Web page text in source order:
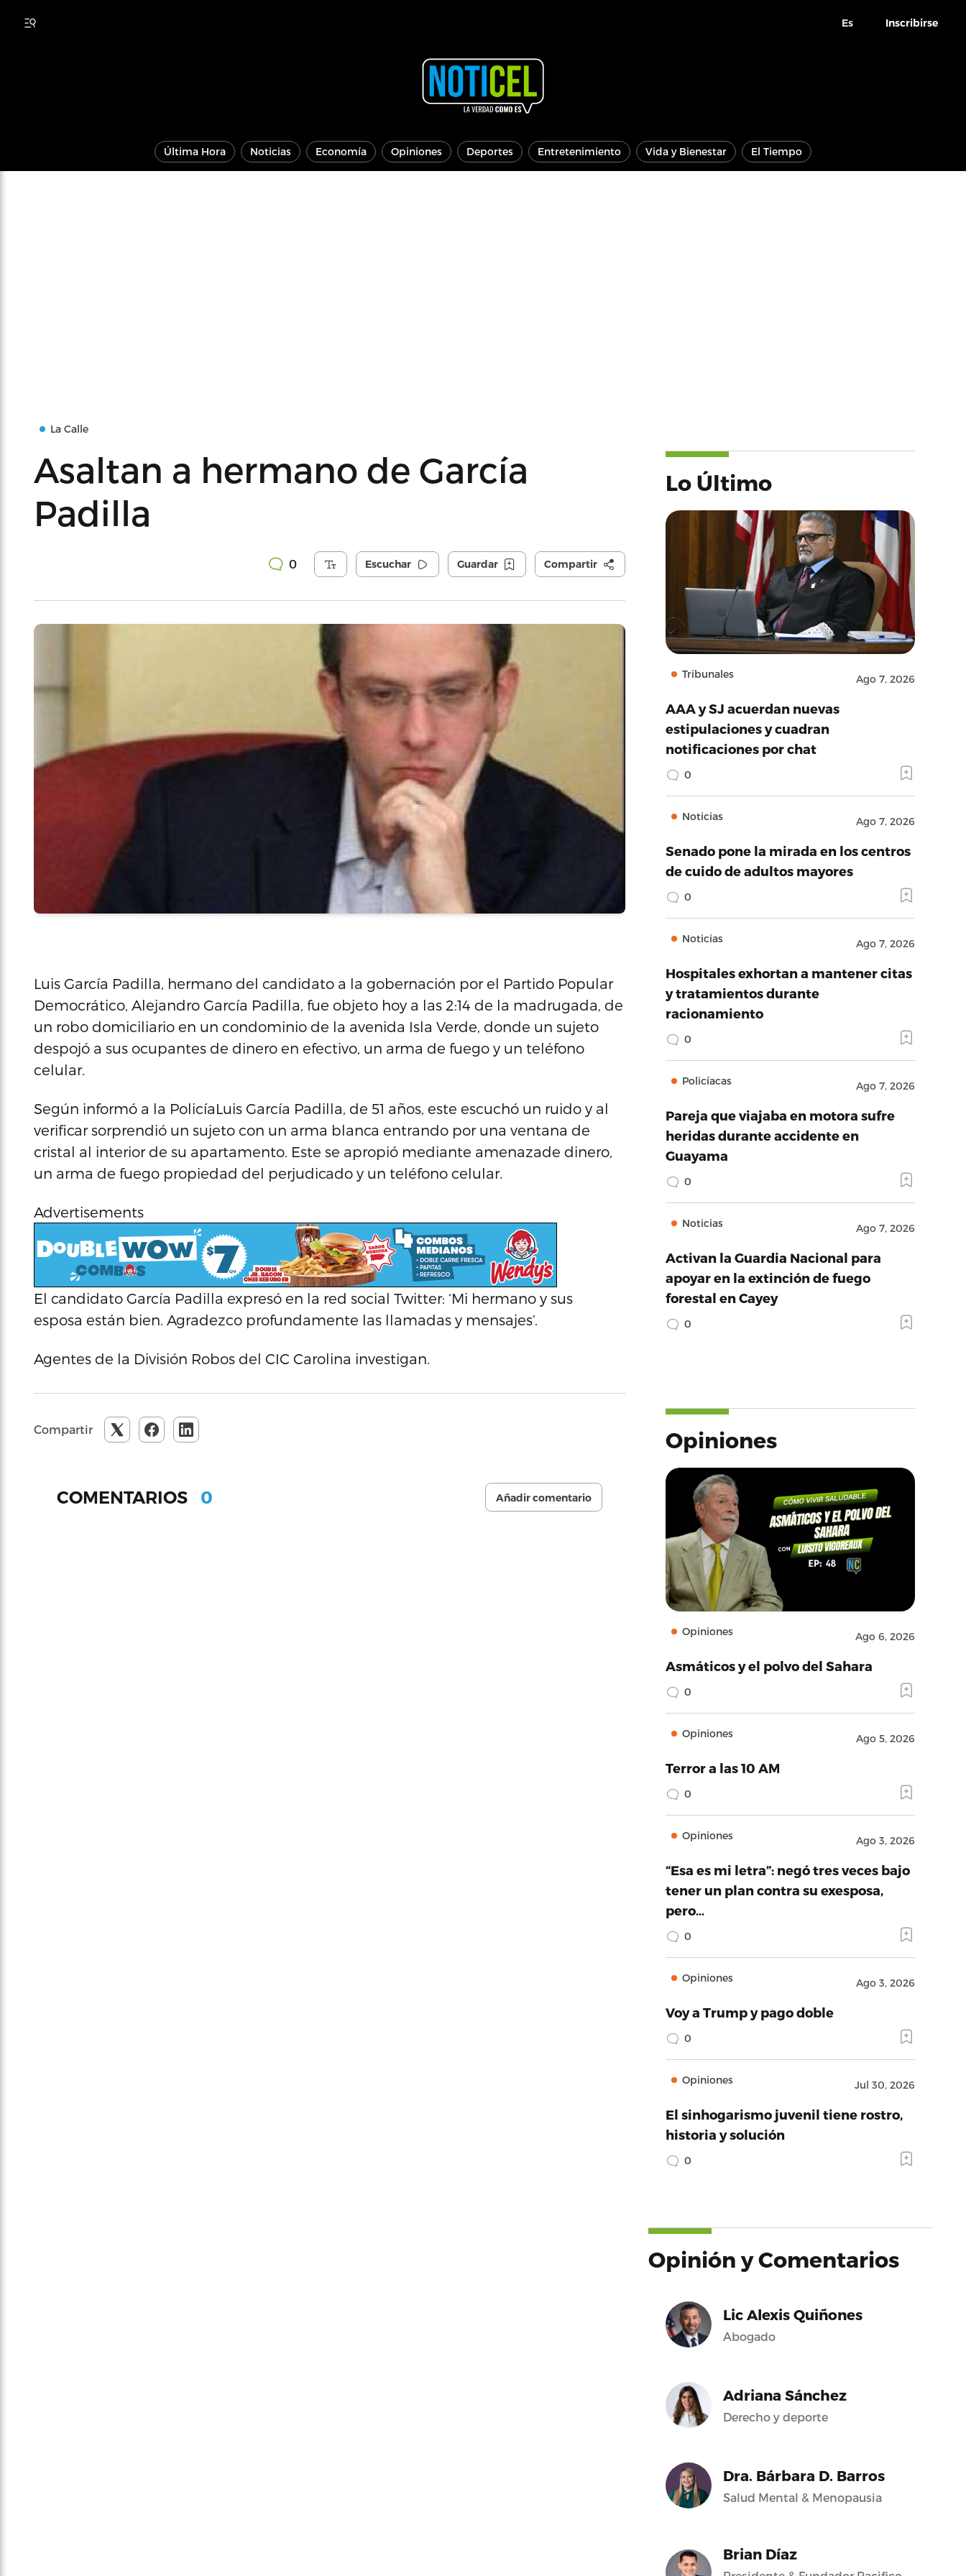
Es Inscribirse
Última Hora Noticias Economía Opiniones Deportes Entretenimiento Vida y Bienestar El Tiempo
La Calle
Asaltan a hermano de García
Padilla
0 Escuchar Guardar Compartir
Luis García Padilla, hermano del candidato a la gobernación por el Partido Popular
Democrático, Alejandro García Padilla, fue objeto hoy a las 2:14 de la madrugada, de
un robo domiciliario en un condominio de la avenida Isla Verde, donde un sujeto
despojó a sus ocupantes de dinero en efectivo, un arma de fuego y un teléfono
celular.
Según informó a la PolicíaLuis García Padilla, de 51 años, este escuchó un ruido y al
verificar sorprendió un sujeto con un arma blanca entrando por una ventana de
cristal al interior de su apartamento. Este se apropió mediante amenazade dinero,
un arma de fuego propiedad del perjudicado y un teléfono celular.
Advertisements
El candidato García Padilla expresó en la red social Twitter: ‘Mi hermano y sus
esposa están bien. Agradezco profundamente las llamadas y mensajes’.
Agentes de la División Robos del CIC Carolina investigan.
Compartir
COMENTARIOS 0 Añadir comentario
Lo Último
Tribunales Ago 7, 2026
AAA y SJ acuerdan nuevas
estipulaciones y cuadran
notificaciones por chat
0
Noticias Ago 7, 2026
Senado pone la mirada en los centros
de cuido de adultos mayores
0
Noticias Ago 7, 2026
Hospitales exhortan a mantener citas
y tratamientos durante
racionamiento
0
Policíacas Ago 7, 2026
Pareja que viajaba en motora sufre
heridas durante accidente en
Guayama
0
Noticias Ago 7, 2026
Activan la Guardia Nacional para
apoyar en la extinción de fuego
forestal en Cayey
0
Opiniones
Opiniones Ago 6, 2026
Asmáticos y el polvo del Sahara
0
Opiniones Ago 5, 2026
Terror a las 10 AM
0
Opiniones Ago 3, 2026
“Esa es mi letra”: negó tres veces bajo
tener un plan contra su exesposa,
pero…
0
Opiniones Ago 3, 2026
Voy a Trump y pago doble
0
Opiniones Jul 30, 2026
El sinhogarismo juvenil tiene rostro,
historia y solución
0
Opinión y Comentarios
Lic Alexis Quiñones
Abogado
Adriana Sánchez
Derecho y deporte
Dra. Bárbara D. Barros
Salud Mental & Menopausia
Brian Díaz